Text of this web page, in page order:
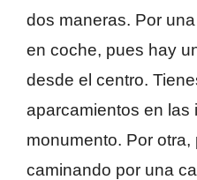
dos maneras. Por
en coche, pues hay
desde el centro.
aparcamientos en las
monumento. Por
caminando por una